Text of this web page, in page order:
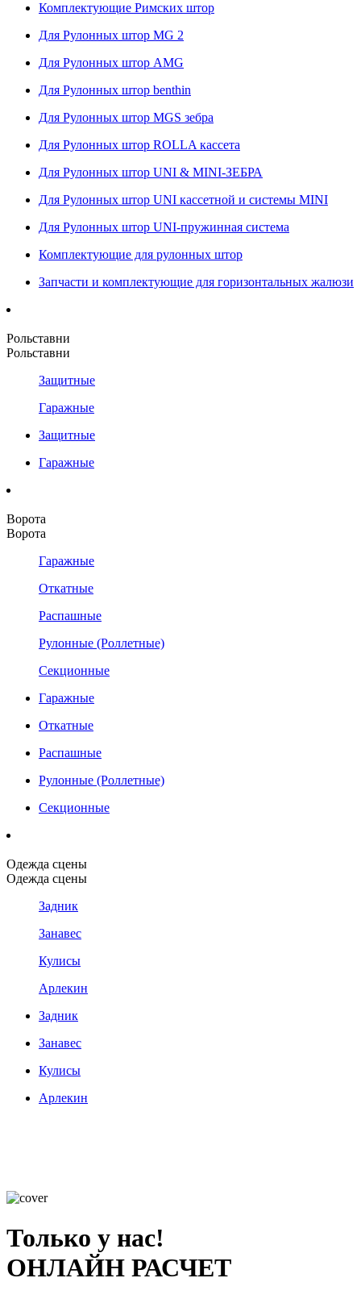
Комплектующие Римских штор
Для Рулонных штор MG 2
Для Рулонных штор AMG
Для Рулонных штор benthin
Для Рулонных штор MGS зебра
Для Рулонных штор ROLLA кассета
Для Рулонных штор UNI & MINI-ЗЕБРА
Для Рулонных штор UNI кассетной и системы MINI
Для Рулонных штор UNI-пружинная система
Комплектующие для рулонных штор
Запчасти и комплектующие для горизонтальных жалюзи
Рольставни
Рольставни
Защитные
Гаражные
Защитные
Гаражные
Ворота
Ворота
Гаражные
Откатные
Распашные
Рулонные (Роллетные)
Секционные
Гаражные
Откатные
Распашные
Рулонные (Роллетные)
Секционные
Одежда сцены
Одежда сцены
Задник
Занавес
Кулисы
Арлекин
Задник
Занавес
Кулисы
Арлекин
Только у нас!
ОНЛАЙН РАСЧЕТ